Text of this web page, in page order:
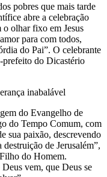
pobres que mais tarde
abre a celebração
o olhar fixo em Jesus
para com todos,
do Pai”. O celebrante
prefeito do Dicastério
inabalável
do Evangelho de
do Tempo Comum, com
sua paixão, descrevendo
de Jerusalém”,
do Homem.
vem, que Deus se